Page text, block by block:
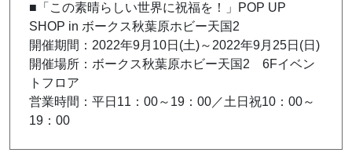
■「この素晴らしい世界に祝福を！」POP UP
SHOP in ボークス秋葉原ホビー天国2
開催期間：2022年9月10日(土)～2022年9月25日(日)
開催場所：ボークス秋葉原ホビー天国2 6Fイベン
トフロア
営業時間：平日11：00～19：00／土日祝10：00～
19：00